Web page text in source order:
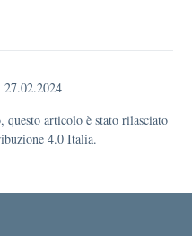
27.02.2024
questo articolo è stato rilasciato
4.0 Italia.